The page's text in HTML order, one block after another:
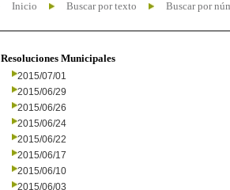
Inicio Buscar por texto Buscar por
Resoluciones Municipales
2015/07/01
2015/06/29
2015/06/26
2015/06/24
2015/06/22
2015/06/17
2015/06/10
2015/06/03